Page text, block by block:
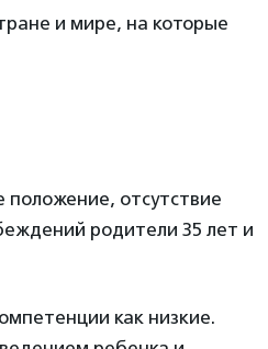
и мире, на которые
отсутствие
родители 35 лет и
как низкие.